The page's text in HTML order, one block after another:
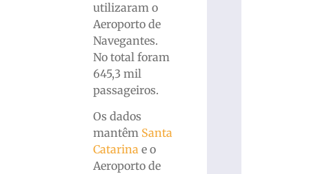
utilizaram o
Aeroporto de
Navegantes.
No total foram
645,3 mil
passageiros.
Os dados
mantêm Santa
Catarina e o
Aeroporto de